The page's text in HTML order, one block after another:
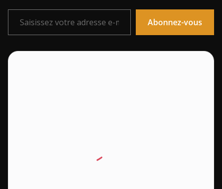
Saisissez votre adresse e-mail…
Abonnez-vous